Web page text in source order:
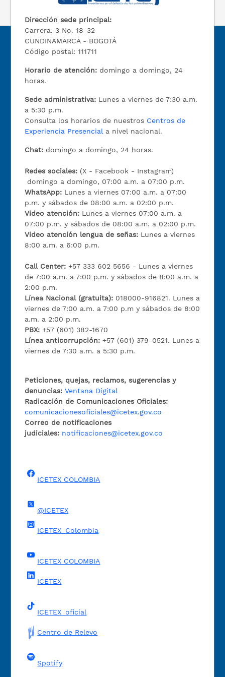
Dirección sede principal:
Carrera. 3 No. 18-32
CUNDINAMARCA - BOGOTÁ
Código postal: 111711
Horario de atención: domingo a domingo, 24
horas.
Sede administrativa: Lunes a viernes de 7:30 a.m.
a 5:30 p.m.
Consulta los horarios de nuestros Centros de
Experiencia Presencial a nivel nacional.
Chat: domingo a domingo, 24 horas.
Redes sociales: (X - Facebook - Instagram)
domingo a domingo, 07:00 a.m. a 07:00 p.m.
WhatsApp: Lunes a viernes 07:00 a.m. a 07:00
p.m. y sábados de 08:00 a.m. a 02:00 p.m.
Video atención: Lunes a viernes 07:00 a.m. a
07:00 p.m. y sábados de 08:00 a.m. a 02:00 p.m.
Video atención lengua de señas: Lunes a viernes
8:00 a.m. a 6:00 p.m.
Call Center:+57 333 602 5656 - Lunes a viernes
de 7:00 a.m. a 7:00 p.m. y sábados de 8:00 a.m. a
2:00 p.m.
Línea Nacional (gratuita): 018000-916821. Lunes a
viernes de 7:00 a.m. a 7:00 p.m y sábados de 8:00
a.m. a 2:00 p.m.
PBX:+57 (601) 382-1670
Línea anticorrupción:+57 (601) 379-0521. Lunes a
viernes de 7:30 a.m. a 5:30 p.m.
Peticiones, quejas, reclamos, sugerencias y
denuncias: Ventana Digital
Radicación de Comunicaciones Oficiales:
comunicacionesoficiales@icetex.gov.co
Correo de notificaciones
judiciales: notificaciones@icetex.gov.co
ICETEX COLOMBIA
@ICETEX
ICETEX_Colombia
ICETEX COLOMBIA
ICETEX
ICETEX_oficial
Centro de Relevo
Spotify